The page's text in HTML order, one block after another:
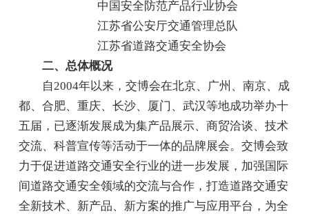
中国安全防范产品行业协会
江苏省公安厅交通管理总队
江苏省道路交通安全协会
二、总体概况
自2004年以来，交博会在北京、广州、南京、成
都、合肥、重庆、长沙、厦门、武汉等地成功举办十
五届，已逐渐发展成为集产品展示、商贸洽谈、技术
交流、科普宣传等活动于一体的品牌展会。交博会致
力于促进道路交通安全行业的进一步发展，加强国际
间道路交通安全领域的交流与合作，打造道路交通安
全新技术、新产品、新方案的推广与应用平台，为全